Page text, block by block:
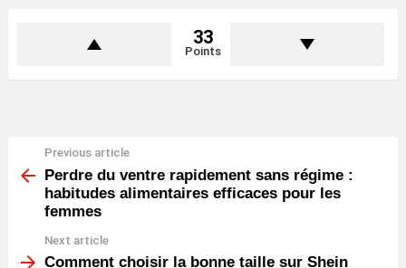
33
Points
more
Previous article
Perdre du ventre rapidement sans régime :
habitudes alimentaires efficaces pour les
femmes
Next article
Comment choisir la bonne taille sur Shein